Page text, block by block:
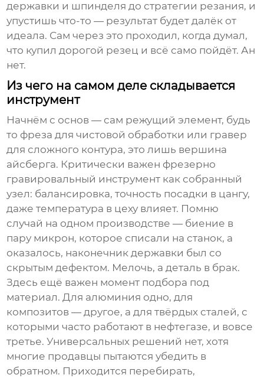
державки и шпинделя до стратегии резания, и
упустишь что-то — результат будет далёк от
идеала. Сам через это проходил, когда думал,
что купил дорогой резец и всё само пойдёт. Ан
нет.
Из чего на самом деле складывается
инструмент
Начнём с основ — сам режущий элемент, будь
то фреза для чистовой обработки или гравер
для сложного контура, это лишь вершина
айсберга. Критически важен фрезерно
гравировальный инструмент как собранный
узел: балансировка, точность посадки в цангу,
даже температура в цеху влияет. Помню
случай на одном производстве — биение в
пару микрон, которое списали на станок, а
оказалось, наконечник державки был со
скрытым дефектом. Мелочь, а деталь в брак.
Здесь ещё важен момент подбора под
материал. Для алюминия одно, для
композитов — другое, а для твёрдых сталей, с
которыми часто работают в нефтегазе, и вовсе
третье. Универсальных решений нет, хотя
многие продавцы пытаются убедить в
обратном. Приходится перебирать,